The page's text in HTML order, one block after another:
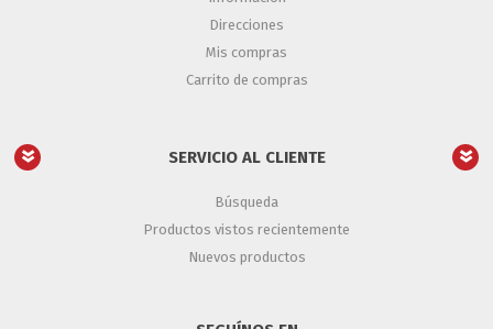
Direcciones
Mis compras
Carrito de compras
SERVICIO AL CLIENTE
Búsqueda
Productos vistos recientemente
Nuevos productos